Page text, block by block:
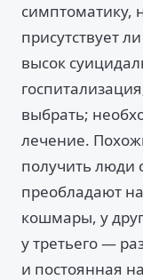
симптоматику,
присутствует
высок
выбрать;
лечение.
получить люди
преобладают
кошмары, у
у третьего —
и постоянная